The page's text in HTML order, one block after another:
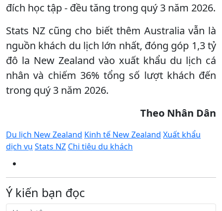
đích học tập - đều tăng trong quý 3 năm 2026.
Stats NZ cũng cho biết thêm Australia vẫn là
nguồn khách du lịch lớn nhất, đóng góp 1,3 tỷ
đô la New Zealand vào xuất khẩu du lịch cá
nhân và chiếm 36% tổng số lượt khách đến
trong quý 3 năm 2026.
Theo Nhân Dân
Du lịch New Zealand Kinh tế New Zealand Xuất khẩu
dịch vụ Stats NZ Chi tiêu du khách
Ý kiến bạn đọc